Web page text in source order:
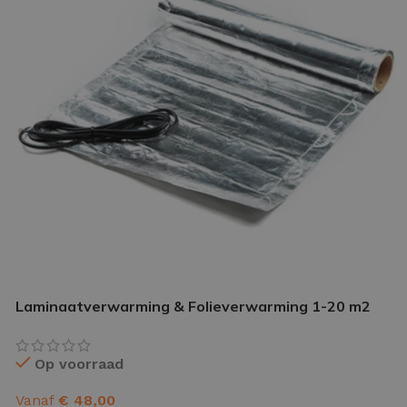
GEREEDSCHAP
gereedschap pakket
Laminaatverwarming & Folieverwarming 1-20 m2
Op voorraad
Vanaf € 48,00